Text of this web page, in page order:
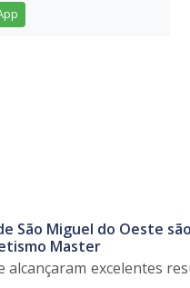
São Miguel do Oeste
Master
alcançaram excelentes